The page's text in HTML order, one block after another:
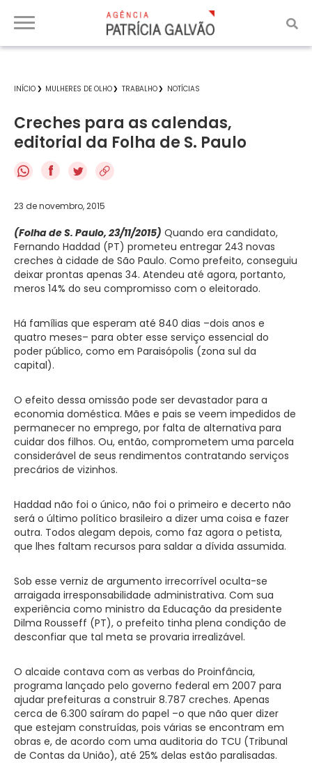
INÍCIO MULHERES DE OLHO TRABALHO NOTÍCIAS
Creches para as calendas,
editorial da Folha de S. Paulo
f
23 de novembro, 2015
(Folha de S. Paulo, 23/11/2015) Quando era candidato,
Fernando Haddad (PT) prometeu entregar 243 novas
creches à cidade de São Paulo. Como prefeito, conseguiu
deixar prontas apenas 34. Atendeu até agora, portanto,
meros 14% do seu compromisso com o eleitorado.
Há famílias que esperam até 840 dias –dois anos e
quatro meses– para obter esse serviço essencial do
poder público, como em Paraisópolis (zona sul da
capital).
O efeito dessa omissão pode ser devastador para a
economia doméstica. Mães e pais se veem impedidos de
permanecer no emprego, por falta de alternativa para
cuidar dos filhos. Ou, então, comprometem uma parcela
considerável de seus rendimentos contratando serviços
precários de vizinhos.
Haddad não foi o único, não foi o primeiro e decerto não
será o último político brasileiro a dizer uma coisa e fazer
outra. Todos alegam depois, como faz agora o petista,
que lhes faltam recursos para saldar a dívida assumida.
Sob esse verniz de argumento irrecorrível oculta-se
arraigada irresponsabilidade administrativa. Com sua
experiência como ministro da Educação da presidente
Dilma Rousseff (PT), o prefeito tinha plena condição de
desconfiar que tal meta se provaria irrealizável.
O alcaide contava com as verbas do Proinfância,
programa lançado pelo governo federal em 2007 para
ajudar prefeituras a construir 8.787 creches. Apenas
cerca de 6.300 saíram do papel –o que não quer dizer
que estejam construídas, pois várias se encontram em
obras e, de acordo com uma auditoria do TCU (Tribunal
de Contas da União), até 25% delas estão paralisadas.